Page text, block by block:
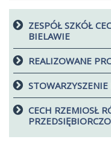
ZESPÓŁ SZKÓŁ
BIELAWIE
REALIZOWANE
CECH RZEMIOSŁ